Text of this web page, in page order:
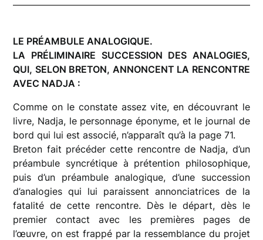
LE PRÉAMBULE ANALOGIQUE.
LA PRÉLIMINAIRE SUCCESSION DES ANALOGIES,
QUI, SELON BRETON, ANNONCENT LA RENCONTRE
AVEC NADJA :
Comme on le constate assez vite, en découvrant le
livre, Nadja, le personnage éponyme, et le journal de
bord qui lui est associé, n’apparaît qu’à la page 71.
Breton fait précéder cette rencontre de Nadja, d’un
préambule syncrétique à prétention philosophique,
puis d’un préambule analogique, d’une succession
d’analogies qui lui paraissent annonciatrices de la
fatalité de cette rencontre. Dès le départ, dès le
premier contact avec les premières pages de
l’œuvre, on est frappé par la ressemblance du projet